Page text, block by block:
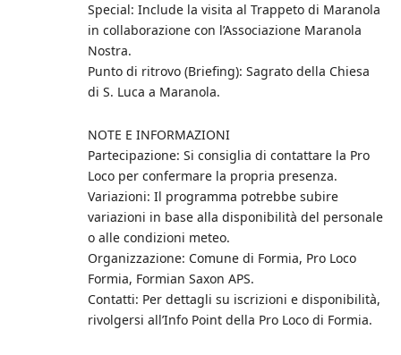
Special: Include la visita al Trappeto di Maranola
in collaborazione con l’Associazione Maranola
Nostra.
Punto di ritrovo (Briefing): Sagrato della Chiesa
di S. Luca a Maranola.
NOTE E INFORMAZIONI
Partecipazione: Si consiglia di contattare la Pro
Loco per confermare la propria presenza.
Variazioni: Il programma potrebbe subire
variazioni in base alla disponibilità del personale
o alle condizioni meteo.
Organizzazione: Comune di Formia, Pro Loco
Formia, Formian Saxon APS.
Contatti: Per dettagli su iscrizioni e disponibilità,
rivolgersi all’Info Point della Pro Loco di Formia.